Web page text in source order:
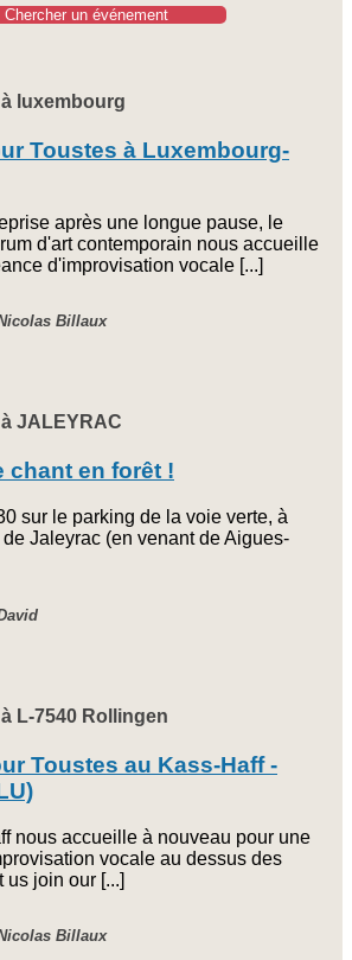
Chercher un événement
luxembourg
Toustes à Luxembourg-
après une longue pause, le
d'art contemporain nous accueille
d'improvisation vocale [...]
Billaux
JALEYRAC
chant en forêt !
sur le parking de la voie verte, à
de Jaleyrac (en venant de Aigues-
L-7540 Rollingen
Toustes au Kass-Haff -
nous accueille à nouveau pour une
vocale au dessus des
us join our [...]
Billaux